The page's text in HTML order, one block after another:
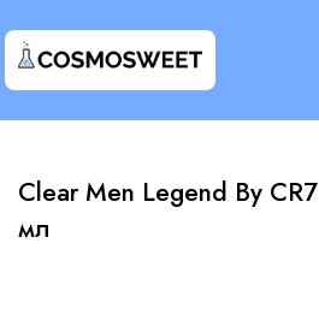
Clear Men Legend By
мл